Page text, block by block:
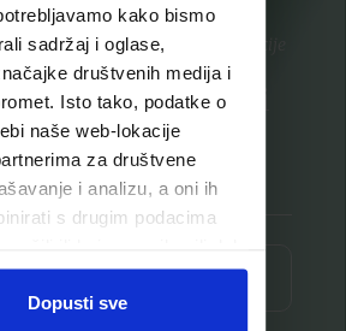
kako bismo
sadržaj i oglase,
društvenih medija i
Isto tako, podatke o
naše web-lokacije
za društvene
i analizu, a oni ih
s drugim podacima
njihove usluge.
Dopusti sve
proizvode i ekskluzivne promocije
na listu za novosti